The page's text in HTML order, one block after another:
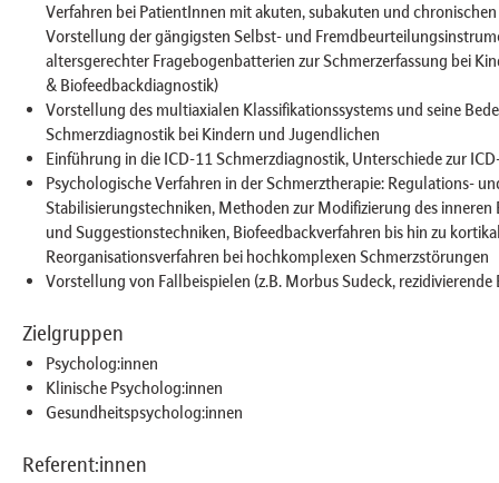
Verfahren bei PatientInnen mit akuten, subakuten und chronischen
Vorstellung der gängigsten Selbst- und
altersgerechter Fragebogenbatterien zur Schmerzerfassung bei
& Biofeedbackdiagnostik)
Vorstellung des multiaxialen Klassifikationssystems und seine
Schmerzdiagnostik bei Kindern und Jugendlichen
Einführung in die ICD-11 Schmerzdiagnostik, Unterschiede zur
Psychologische Verfahren in der Schmerztherapie: Regulations-
Stabilisierungstechniken, Methoden zur Modifizierung des inneren
und Suggestionstechniken, Biofeedbackverfahren bis hin zu
Reorganisationsverfahren bei hochkomplexen Schmerzstörungen
Vorstellung von Fallbeispielen (z.B. Morbus Sudeck, rezidivierende
Zielgruppen
Psycholog:innen
Klinische Psycholog:innen
Gesundheitspsycholog:innen
Referent:innen